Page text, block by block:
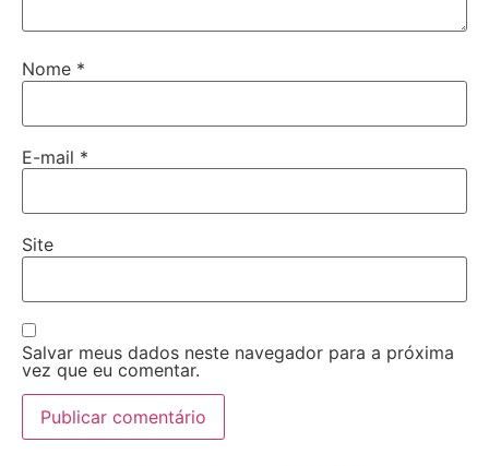
Nome *
E-mail *
Site
Salvar meus dados neste navegador para a próxima
vez que eu comentar.